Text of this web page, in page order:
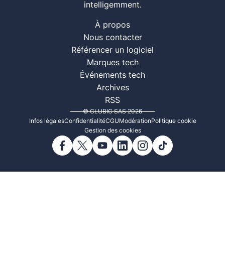
intelligemment.
À propos
Nous contacter
Référencer un logiciel
Marques tech
Événements tech
Archives
RSS
© CLUBIC SAS 2026
Infos légalesConfidentialitéCGUModérationPolitique cookie
Gestion des cookies